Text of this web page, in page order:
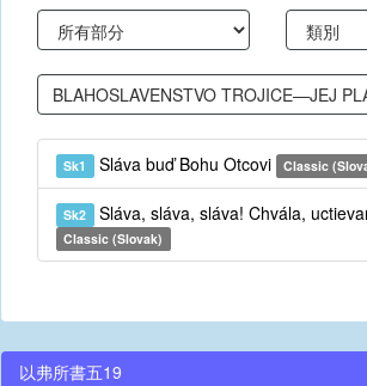
Sk1 Sláva buď Bohu Otcovi Classic
Sk2 Sláva, sláva, sláva! Chvála,
Classic (Slovak)
以弗所書五19